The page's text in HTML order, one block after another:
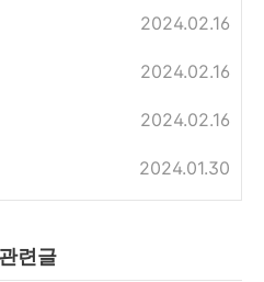
2024.02.16
2024.02.16
2024.02.16
2024.01.30
련글